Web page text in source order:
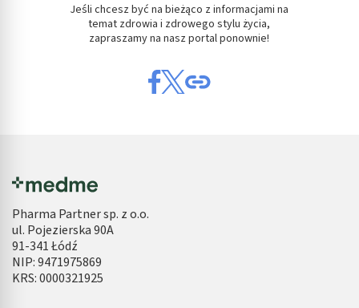
Jeśli chcesz być na bieżąco z informacjami na
temat zdrowia i zdrowego stylu życia,
zapraszamy na nasz portal ponownie!
Pharma Partner sp. z o.o.
ul. Pojezierska 90A
91-341 Łódź
NIP: 9471975869
KRS: 0000321925